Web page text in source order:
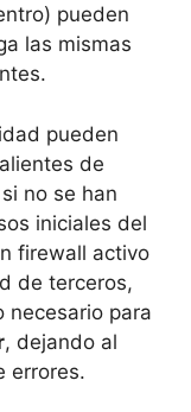
pueden
las mismas
pueden
de
no se han
iniciales del
firewall activo
de terceros,
necesario para
, dejando al
errores.